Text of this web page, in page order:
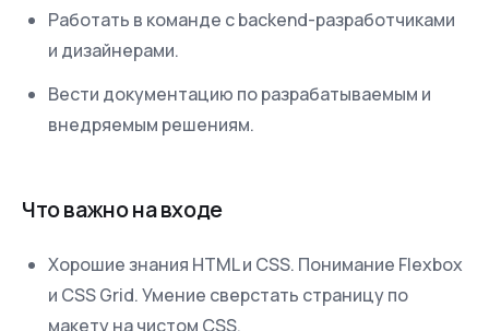
Работать в команде с backend-разработчиками
и дизайнерами.
Вести документацию по разрабатываемым и
внедряемым решениям.
Что важно на входе
Хорошие знания HTML и CSS. Понимание Flexbox
и CSS Grid. Умение сверстать страницу по
макету на чистом CSS.